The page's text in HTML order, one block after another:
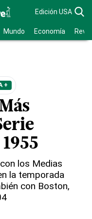
Edición USA
Mundo Economía
+
los Medias
la temporada
con Boston,